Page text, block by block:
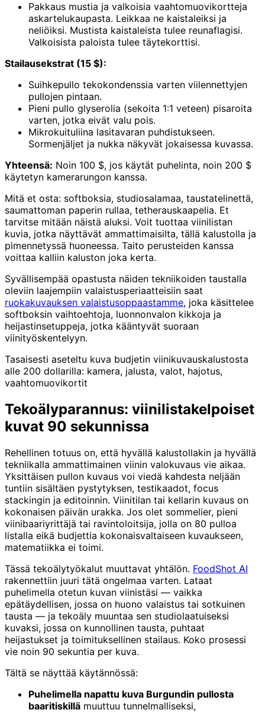
Pakkaus mustia ja valkoisia vaahtomuovikortteja
askartelukaupasta. Leikkaa ne kaistaleiksi ja
neliöiksi. Mustista kaistaleista tulee reunaflagisi.
Valkoisista paloista tulee täytekorttisi.
Stailausekstrat (15 $):
Suihkepullo tekokondenssia varten viilennettyjen
pullojen pintaan.
Pieni pullo glyserolia (sekoita 1:1 veteen) pisaroita
varten, jotka eivät valu pois.
Mikrokuituliina lasitavaran puhdistukseen.
Sormenjäljet ja nukka näkyvät jokaisessa kuvassa.
Yhteensä: Noin 100 $, jos käytät puhelinta, noin 200 $
käytetyn kamerarungon kanssa.
Mitä et osta: softboksia, studiosalamaa, taustatelinettä,
saumattoman paperin rullaa, tetherauskaapelia. Et
tarvitse mitään näistä aluksi. Voit tuottaa viinilistan
kuvia, jotka näyttävät ammattimaisilta, tällä kalustolla ja
pimennetyssä huoneessa. Taito perusteiden kanssa
voittaa kalliin kaluston joka kerta.
Syvällisempää opastusta näiden tekniikoiden taustalla
oleviin laajempiin valaistusperiaatteisiin saat
ruokakuvauksen valaistusoppaastamme, joka käsittelee
softboksin vaihtoehtoja, luonnonvalon kikkoja ja
heijastinsetuppeja, jotka kääntyvät suoraan
viinityöskentelyyn.
Tasaisesti aseteltu kuva budjetin viinikuvauskalustosta
alle 200 dollarilla: kamera, jalusta, valot, hajotus,
vaahtomuovikortit
Tekoälyparannus: viinilistakelpoiset
kuvat 90 sekunnissa
Rehellinen totuus on, että hyvällä kalustollakin ja hyvällä
tekniikalla ammattimainen viinin valokuvaus vie aikaa.
Yksittäisen pullon kuvaus voi viedä kahdesta neljään
tuntiin sisältäen pystytyksen, testikaadot, focus
stackingin ja editoinnin. Viinitilan tai kellarin kuvaus on
kokonaisen päivän urakka. Jos olet sommelier, pieni
viinibaariyrittäjä tai ravintoloitsija, jolla on 80 pulloa
listalla eikä budjettia kokonaisvaltaiseen kuvaukseen,
matematiikka ei toimi.
Tässä tekoälytyökalut muuttavat yhtälön. FoodShot AI
rakennettiin juuri tätä ongelmaa varten. Lataat
puhelimella otetun kuvan viinistäsi — vaikka
epätäydellisen, jossa on huono valaistus tai sotkuinen
tausta — ja tekoäly muuntaa sen studiolaatuiseksi
kuvaksi, jossa on kunnollinen tausta, puhtaat
heijastukset ja toimituksellinen stailaus. Koko prosessi
vie noin 90 sekuntia per kuva.
Tältä se näyttää käytännössä:
Puhelimella napattu kuva Burgundin pullosta
baaritiskillä muuttuu tunnelmalliseksi,